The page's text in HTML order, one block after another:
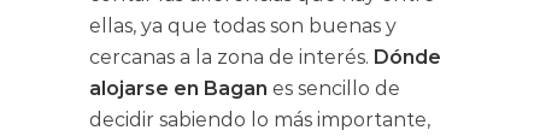
ellas, ya que todas son buenas y
cercanas a la zona de interés. Dónde
alojarse en Bagan es sencillo de
decidir sabiendo lo más importante,